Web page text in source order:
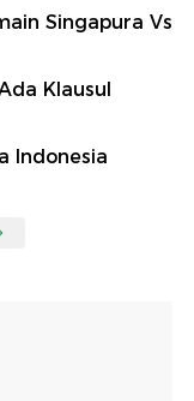
Singapura Vs
Klausul
Indonesia